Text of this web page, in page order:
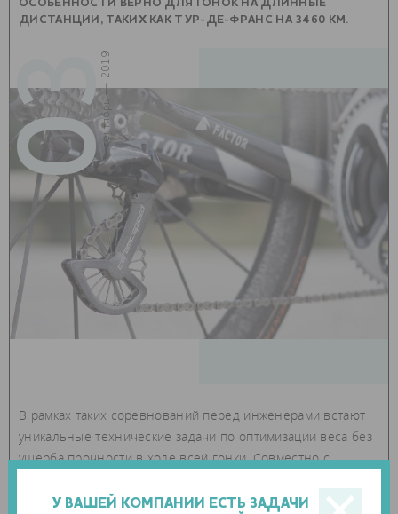
У ВАШЕЙ КОМПАНИИ ЕСТЬ ЗАДАЧИ
ОСОБЕННОСТИ ВЕРНО ДЛЯ ГОНОК НА ДЛИННЫЕ
ДИСТАНЦИИ, ТАКИХ КАК ТУР-ДЕ-ФРАНС НА 3460 КМ.
03
сентябрь — 2019
В рамках таких соревнований перед инженерами встают
уникальные технические задачи по оптимизации веса без
ущерба прочности в ходе всей гонки. Совместно с
технологического института инновационная компания